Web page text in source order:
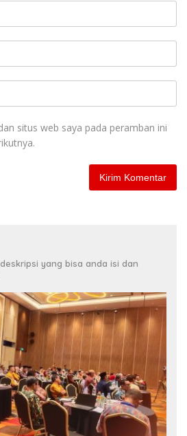
situs web saya pada peramban ini
yang bisa anda isi dan